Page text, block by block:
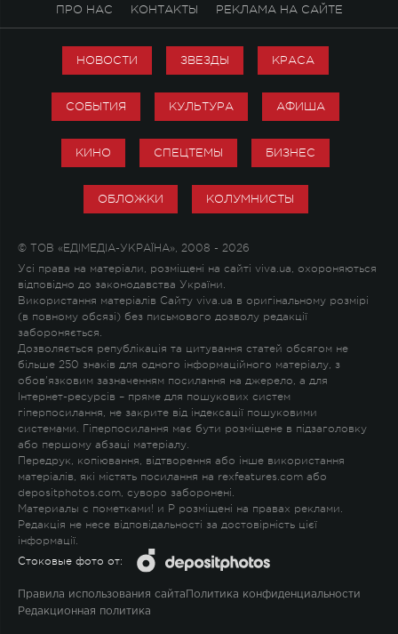
ПРО НАС КОНТАКТЫ РЕКЛАМА НА САЙТЕ
НОВОСТИ ЗВЕЗДЫ КРАСА
СОБЫТИЯ КУЛЬТУРА АФИША
КИНО СПЕЦТЕМЫ БИЗНЕС
ОБЛОЖКИ КОЛУМНИСТЫ
© ТОВ «ЕДІМЕДІА-УКРАЇНА», 2008 - 2026
Усі права на матеріали, розміщені на сайті viva.ua, охороняються
відповідно до законодавства України.
Використання матеріалів Сайту viva.ua в оригінальному розмірі
(в повному обсязі) без письмового дозволу редакції
забороняється.
Дозволяється републікація та цитування статей обсягом не
більше 250 знаків для одного інформаційного матеріалу, з
обов'язковим зазначенням посилання на джерело, а для
Інтернет-ресурсів – пряме для пошукових систем
гіперпосилання, не закрите від індексації пошуковими
системами. Гіперпосилання має бути розміщене в підзаголовку
або першому абзаці матеріалу.
Передрук, копіювання, відтворення або інше використання
матеріалів, які містять посилання на rexfeatures.com або
depositphotos.com, суворо заборонені.
Материалы с пометками! и P розміщені на правах реклами.
Редакція не несе відповідальності за достовірність цієї
інформації.
Стоковые фото от:
Правила использования сайта Политика конфиденциальности
Редакционная политика